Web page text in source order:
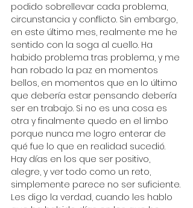
podido sobrellevar cada problema,
circunstancia y conflicto. Sin embargo,
en este último mes, realmente me he
sentido con la soga al cuello. Ha
habido problema tras problema, y me
han robado la paz en momentos
bellos, en momentos que en lo último
que debería estar pensando debería
ser en trabajo. Si no es una cosa es
otra y finalmente quedo en el limbo
porque nunca me logro enterar de
qué fue lo que en realidad sucedió.
Hay días en los que ser positivo,
alegre, y ver todo como un reto,
simplemente parece no ser suficiente.
Les digo la verdad, cuando les hablo